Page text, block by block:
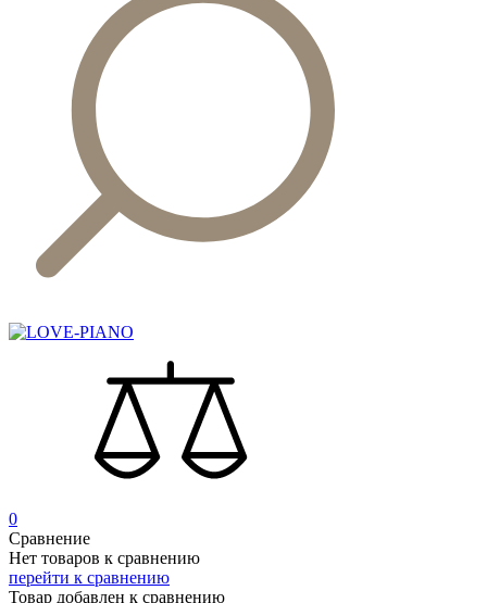
0
Сравнение
Нет товаров к сравнению
перейти к сравнению
Товар добавлен к сравнению